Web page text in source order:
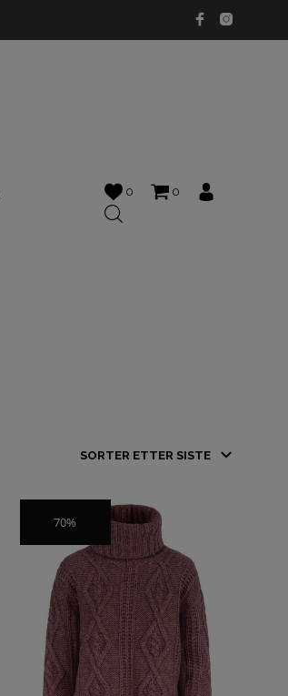
0 0
D
G
E
N
P
R
O
D
70%
SALG